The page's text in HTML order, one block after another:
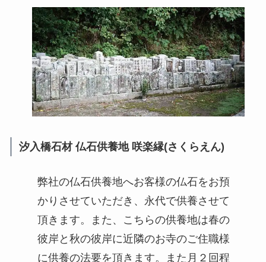
汐入橋石材 仏石供養地 咲楽縁(さくらえん)
弊社の仏石供養地へお客様の仏石をお預
かりさせていただき、永代で供養させて
頂きます。また、こちらの供養地は春の
彼岸と秋の彼岸に近隣のお寺のご住職様
に供養の法要を頂きます。また月２回程